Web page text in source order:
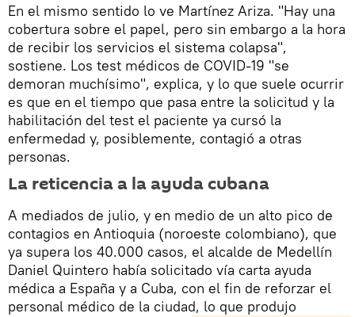
En el mismo sentido lo ve Martínez Ariza. "Hay una
cobertura sobre el papel, pero sin embargo a la hora
de recibir los servicios el sistema colapsa",
sostiene. Los test médicos de COVID-19 "se
demoran muchísimo", explica, y lo que suele ocurrir
es que en el tiempo que pasa entre la solicitud y la
habilitación del test el paciente ya cursó la
enfermedad y, posiblemente, contagió a otras
personas.
La reticencia a la ayuda cubana
A mediados de julio, y en medio de un alto pico de
contagios en Antioquia (noroeste colombiano), que
ya supera los 40.000 casos, el alcalde de Medellín
Daniel Quintero había solicitado vía carta ayuda
médica a España y a Cuba, con el fin de reforzar el
personal médico de la ciudad, lo que produjo